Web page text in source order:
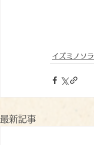
イズミノソラ
最新記事